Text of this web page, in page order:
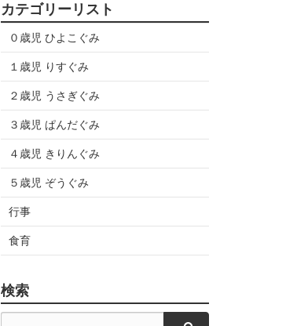
カテゴリーリスト
０歳児 ひよこぐみ
１歳児 りすぐみ
２歳児 うさぎぐみ
３歳児 ぱんだぐみ
４歳児 きりんぐみ
５歳児 ぞうぐみ
行事
食育
検索